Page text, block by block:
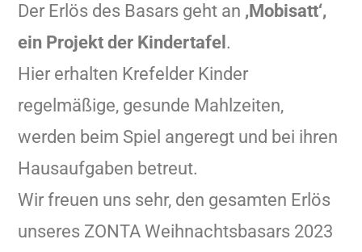
Der Erlös des Basars geht an ,Mobisatt‘,
ein Projekt der Kindertafel .
Hier erhalten Krefelder Kinder
regelmäßige, gesunde Mahlzeiten,
werden beim Spiel angeregt und bei ihren
Hausaufgaben betreut.
Wir freuen uns sehr, den gesamten Erlös
unseres ZONTA Weihnachtsbasars 2023